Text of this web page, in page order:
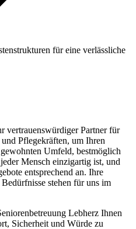
für eine verlässliche
vertrauenswürdiger Partner für
Pflegekräften, um Ihren
Umfeld, bestmöglich
Mensch einzigartig ist, und
entsprechend an. Ihre
stehen für uns im
Lebherz Ihnen
Sicherheit und Würde zu